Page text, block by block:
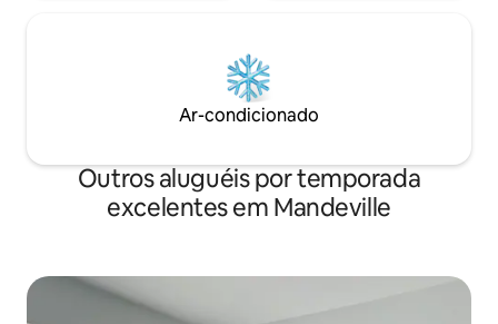
Ar-condicionado
Outros aluguéis por temporada
excelentes em Mandeville